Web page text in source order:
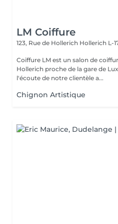
LM Coiffure
123, Rue de Hollerich Hollerich L-
Coiffure LM est un salon de
Hollerich proche de la gare de Luxembourg.
l'écoute de notre clientèle a...
Chignon Artistique